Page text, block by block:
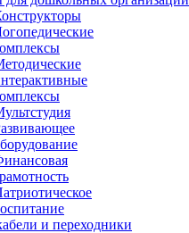
и переходники